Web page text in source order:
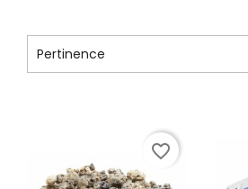
Pertinence
favorite_border